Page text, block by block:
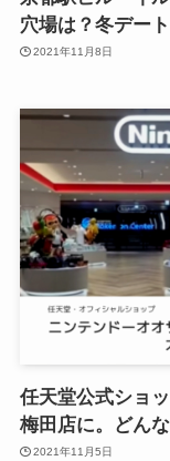
穴場は？冬デート
2021年11月8日
任天堂公式ショ
梅田店に。どん
2021年11月5日